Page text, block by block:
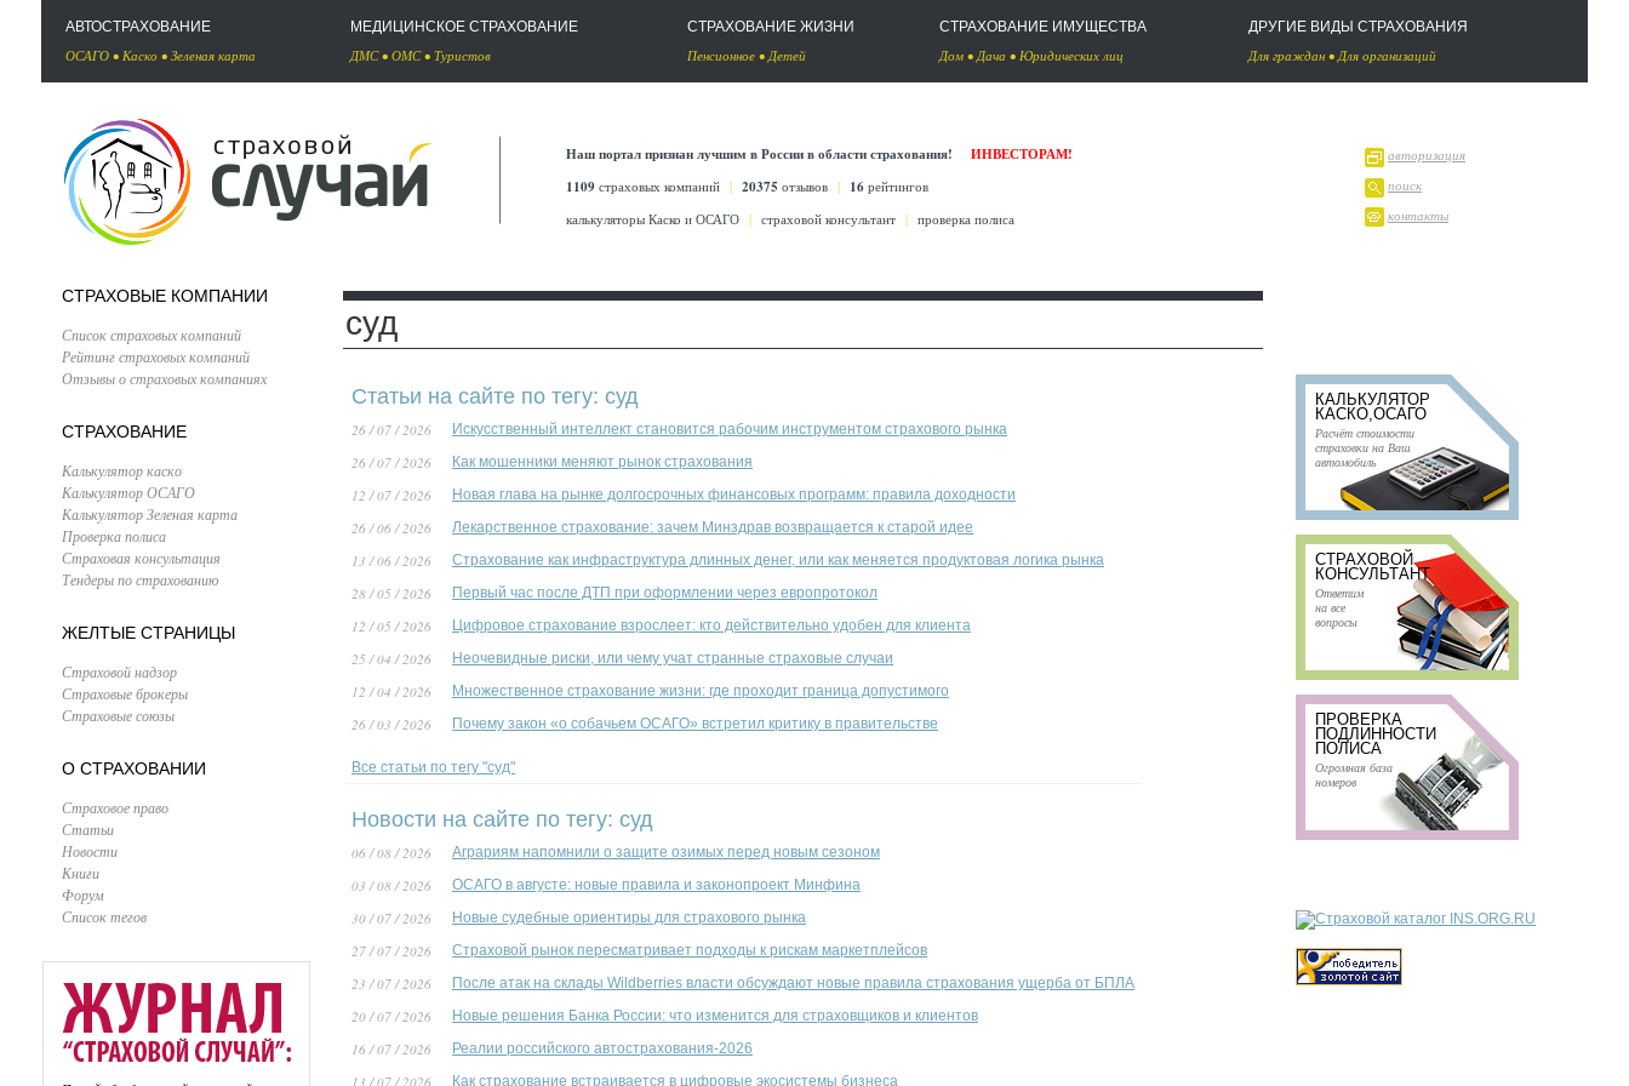
АВТОСТРАХОВАНИЕ
ОСАГО • Каско • Зеленая карта
МЕДИЦИНСКОЕ СТРАХОВАНИЕ
ДМС• ОМС• Туристов
СТРАХОВАНИЕ ЖИЗНИ
Пенсионное •Детей
СТРАХОВАНИЕ ИМУЩЕСТВА
Дом •Дача • Юридических лиц
ДРУГИЕ ВИДЫ СТРАХОВАНИЯ
Для граждан •Для организаций
Наш портал признан лучшим в России в области страхования!
ИНВЕСТОРАМ!
1109 страховых компаний | 20375 отзывов | 16 рейтингов
калькуляторы Каско и ОСАГО | страховой консультант | проверка полиса
авторизация
поиск
контакты
СТРАХОВЫЕ КОМПАНИИ
Список страховых компаний
Рейтинг страховых компаний
Отзывы о страховых компаниях
СТРАХОВАНИЕ
Калькулятор каско
Калькулятор ОСАГО
Калькулятор Зеленая карта
Проверка полиса
Страховая консультация
Тендеры по страхованию
ЖЕЛТЫЕ СТРАНИЦЫ
Страховой надзор
Страховые брокеры
Страховые союзы
О СТРАХОВАНИИ
Страховое право
Статьи
Новости
Книги
Форум
Список тегов
суд
Статьи на сайте по тегу: суд
26 / 07 / 2026 Искусственный интеллект становится рабочим инструментом страхового рынка
26 / 07 / 2026 Как мошенники меняют рынок страхования
12 / 07 / 2026 Новая глава на рынке долгосрочных финансовых программ: правила доходности
26 / 06 / 2026 Лекарственное страхование: зачем Минздрав возвращается к старой идее
13 / 06 / 2026 Страхование как инфраструктура длинных денег, или как меняется продуктовая логика рынка
28 / 05 / 2026 Первый час после ДТП при оформлении через европротокол
12 / 05 / 2026 Цифровое страхование взрослеет: кто действительно удобен для клиента
25 / 04 / 2026 Неочевидные риски, или чему учат странные страховые случаи
12 / 04 / 2026 Множественное страхование жизни: где проходит граница допустимого
26 / 03 / 2026 Почему закон «о собачьем ОСАГО» встретил критику в правительстве
Все статьи по тегу "суд"
Новости на сайте по тегу: суд
06 / 08 / 2026 Аграриям напомнили о защите озимых перед новым сезоном
03 / 08 / 2026 ОСАГО в августе: новые правила и законопроект Минфина
30 / 07 / 2026 Новые судебные ориентиры для страхового рынка
27 / 07 / 2026 Страховой рынок пересматривает подходы к рискам маркетплейсов
23 / 07 / 2026 После атак на склады Wildberries власти обсуждают новые правила страхования ущерба от БПЛА
20 / 07 / 2026 Новые решения Банка России: что изменится для страховщиков и клиентов
16 / 07 / 2026 Реалии российского автострахования-2026
13 / 07 / 2026 Как страхование встраивается в цифровые экосистемы бизнеса
КАЛЬКУЛЯТОР
КАСКО,ОСАГО
Расчёт стоимости
страховки на Ваш
автомобиль
СТРАХОВОЙ
КОНСУЛЬТАНТ
Ответим
на все
вопросы
ПРОВЕРКА
ПОДЛИННОСТИ
ПОЛИСА
Огромная база
номеров